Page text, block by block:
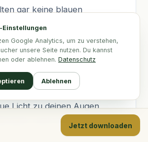
Jetzt downloaden
Einstellungen
Google Analytics, um zu verstehen,
unsere Seite nutzen. Du kannst
oder ablehnen. Datenschutz
Ablehnen
gar keine blauen
die Flügel mikroskopisch
Lichtwellen beugen und
Durch konstruktive
sie nur das unglaublich
Licht zu deinen Augen
macht die Welt bunter!